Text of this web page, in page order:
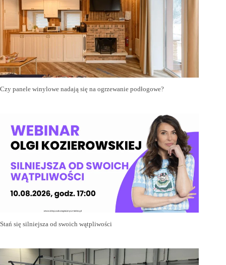
Czy panele winylowe nadają się na ogrzewanie podłogowe?
Stań się silniejsza od swoich wątpliwości